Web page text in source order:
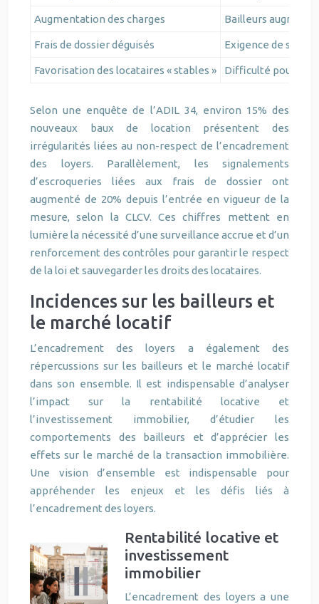
Augmentation des charges Bailleurs
Frais de dossier déguisés Exigence de
Favorisation des locataires « stables » Difficulté pour les
Selon une enquête de l’ADIL 34, environ 15% des
nouveaux baux de location présentent des
irrégularités liées au non-respect de l’encadrement
des loyers. Parallèlement, les signalements
d’escroqueries liées aux frais de dossier ont
augmenté de 20% depuis l’entrée en vigueur de la
mesure, selon la CLCV. Ces chiffres mettent en
lumière la nécessité d’une surveillance accrue et d’un
renforcement des contrôles pour garantir le respect
de la loi et sauvegarder les droits des locataires.
Incidences sur les bailleurs et
le marché locatif
L’encadrement des loyers a également des
répercussions sur les bailleurs et le marché locatif
dans son ensemble. Il est indispensable d’analyser
l’impact sur la rentabilité locative et
l’investissement immobilier, d’étudier les
comportements des bailleurs et d’apprécier les
effets sur le marché de la transaction immobilière.
Une vision d’ensemble est indispensable pour
appréhender les enjeux et les défis liés à
l’encadrement des loyers.
Rentabilité locative et
investissement
immobilier
L’encadrement des loyers a une